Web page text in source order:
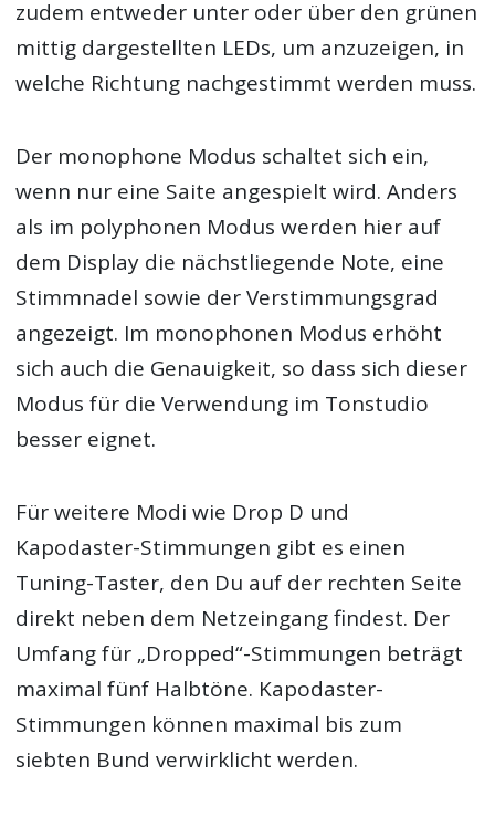
zudem entweder unter oder über den grünen
mittig dargestellten LEDs, um anzuzeigen, in
welche Richtung nachgestimmt werden muss.
Der monophone Modus schaltet sich ein,
wenn nur eine Saite angespielt wird. Anders
als im polyphonen Modus werden hier auf
dem Display die nächstliegende Note, eine
Stimmnadel sowie der Verstimmungsgrad
angezeigt. Im monophonen Modus erhöht
sich auch die Genauigkeit, so dass sich dieser
Modus für die Verwendung im Tonstudio
besser eignet.
Für weitere Modi wie Drop D und
Kapodaster-Stimmungen gibt es einen
Tuning-Taster, den Du auf der rechten Seite
direkt neben dem Netzeingang findest. Der
Umfang für „Dropped“-Stimmungen beträgt
maximal fünf Halbtöne. Kapodaster-
Stimmungen können maximal bis zum
siebten Bund verwirklicht werden.